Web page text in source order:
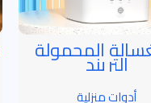
الذهبية المحمولةالتريند
أدوات منزلية